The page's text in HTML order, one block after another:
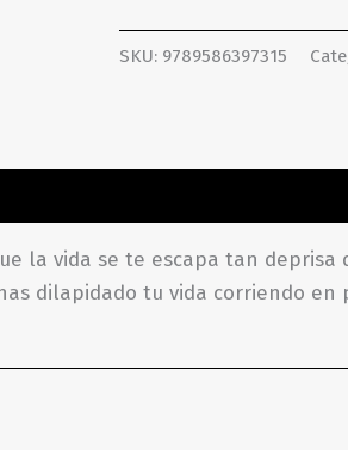
SKU: 9789586397315
la vida se te escapa tan
dilapidado tu vida corriendo